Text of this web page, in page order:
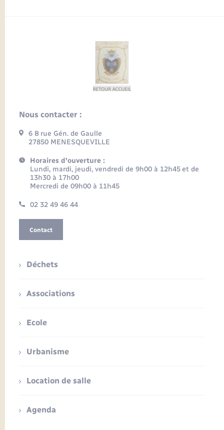
Nous contacter :
6 B rue Gén. de Gaulle
27850 MENESQUEVILLE
Horaires d'ouverture :
Lundi, mardi, jeudi, vendredi de 9h00 à 12h45 et de
13h30 à 17h00
Mercredi de 09h00 à 11h45
02 32 49 46 44
Contact
Déchets
Associations
Ecole
Urbanisme
Location de salle
Agenda